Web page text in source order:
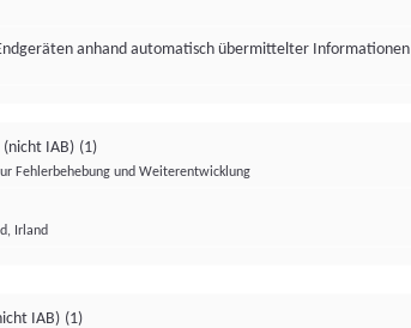
anhand automatisch übermittelter Informationen
(nicht IAB) (1)
Fehlerbehebung und Weiterentwicklung
Irland
IAB) (1)